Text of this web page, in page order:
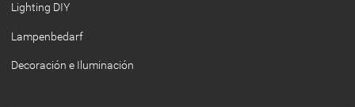
Lighting DIY
Lampenbedarf
Decoración e Iluminación